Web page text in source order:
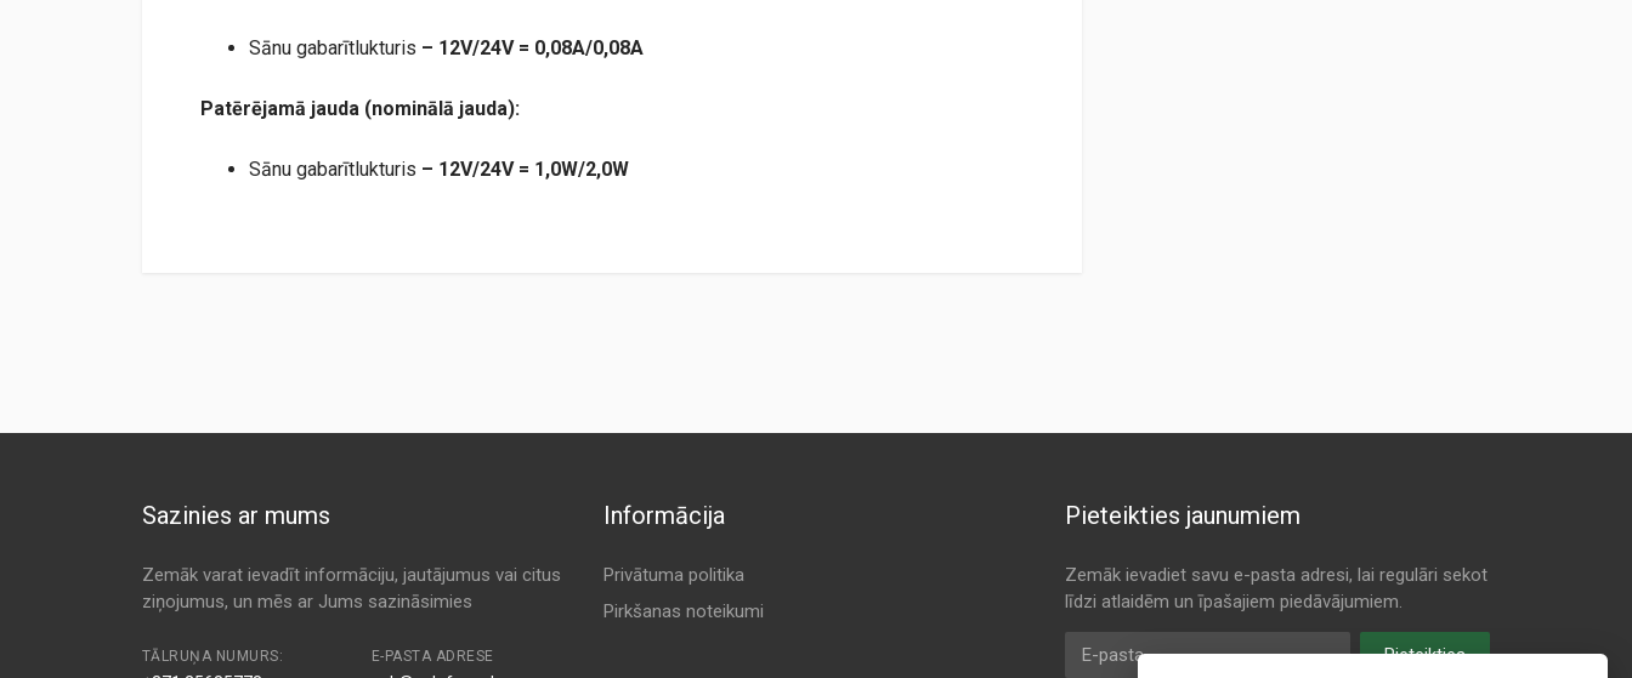
Sānu gabarītlukturis – 12V/24V = 0,08A/0,08A
Patērējamā jauda (nominālā jauda):
Sānu gabarītlukturis – 12V/24V = 1,0W/2,0W
Sazinies ar mums
Zemāk varat ievadīt informāciju, jautājumus vai citus
ziņojumus, un mēs ar Jums sazināsimies
TĀLRUŅA NUMURS: E-PASTA ADRESE
Informācija
Privātuma politika
Pirkšanas noteikumi
Pieteikties jaunumiem
Zemāk ievadiet savu e-pasta adresi, lai regulāri sekot
līdzi atlaidēm un īpašajiem piedāvājumiem.
E-pasta
Pieteikties